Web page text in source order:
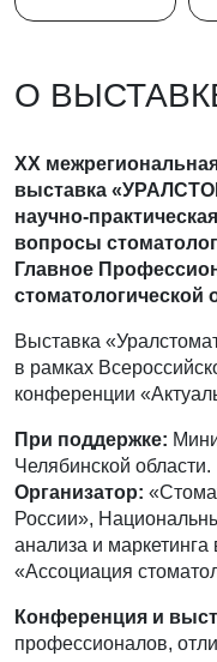
О
XХ
выставка
научно-
вопросы
Главное
стоматологической
Выставка
в рамках
конференции
При поддержке:
Челябинской области.
Организатор:
России»,
анализа и
«Ассоциация
Конференция и
профессионалов,